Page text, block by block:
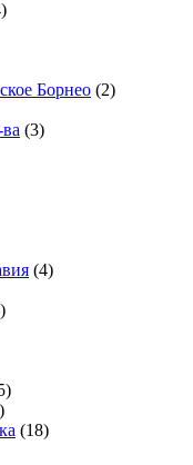
Борнео (2)
(3)
(4)
(18)